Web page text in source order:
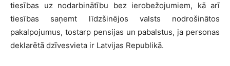
tiesības uz nodarbinātību bez ierobežojumiem, kā arī
tiesības saņemt līdzšinējos valsts nodrošinātos
pakalpojumus, tostarp pensijas un pabalstus, ja personas
deklarētā dzīvesvieta ir Latvijas Republikā.